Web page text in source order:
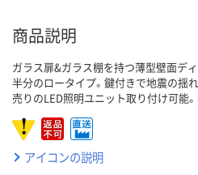
商品説明
ガラス扉&ガラス棚を持つ薄型壁面デ
半分のロータイプ。鍵付きで地震の揺
売りのLED照明ユニット取り付け可能。
アイコンの説明